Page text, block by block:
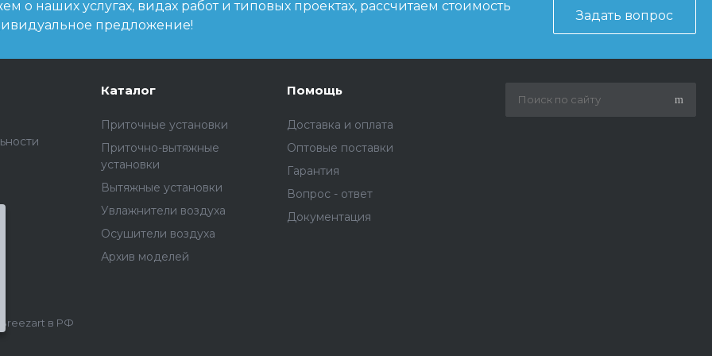
о наших услугах, видах работ и типовых проектах, рассчитаем стоимость
предложение!
Задать вопрос
Каталог
Приточные установки
Приточно-вытяжные
установки
Вытяжные установки
Увлажнители воздуха
Осушители воздуха
Архив моделей
Помощь
Доставка и оплата
Оптовые поставки
Гарантия
Вопрос - ответ
Документация
в РФ